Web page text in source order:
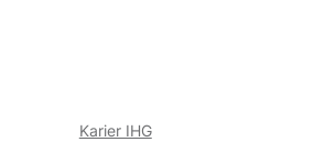
Karier IHG